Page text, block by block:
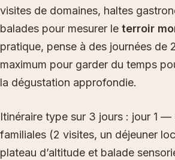
visites de domaines, haltes
balades pour mesurer le terroir
pratique, pense à des journées de
maximum pour garder du temps
la dégustation approfondie.
Itinéraire type sur 3 jours : jour 1
familiales (2 visites, un déjeuner
plateau d’altitude et balade